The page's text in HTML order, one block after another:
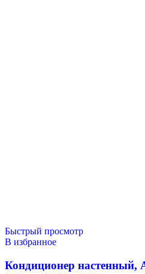
Быстрый просмотр
В избранное
Кондиционер настенный,